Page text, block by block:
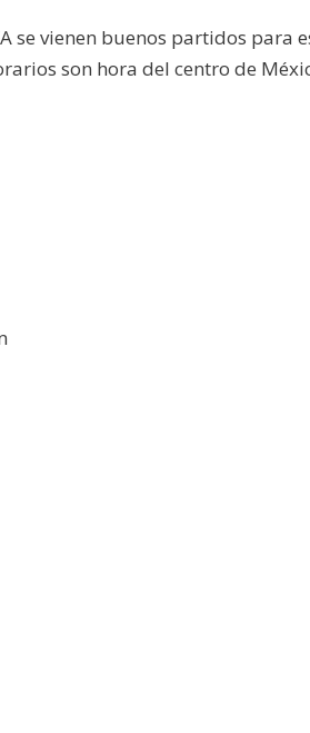
se vienen buenos partidos para
son hora del centro de